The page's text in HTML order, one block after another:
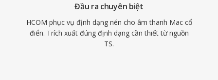
Đầu ra chuyên biệt
HCOM phục vụ định dạng nén cho âm thanh Mac cổ
điển. Trích xuất đúng định dạng cần thiết từ nguồn
TS.